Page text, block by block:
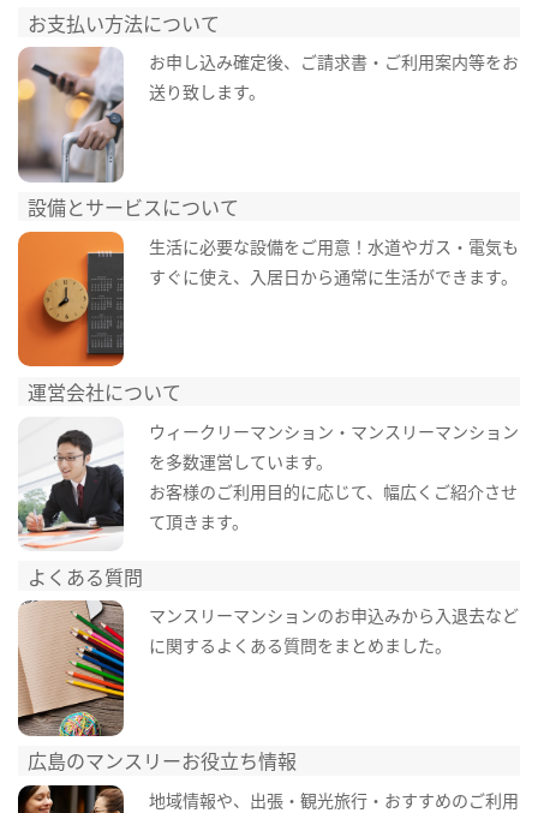
お支払い方法について
お申し込み確定後、ご請求書・ご利用案内等をお
送り致します。
設備とサービスについて
生活に必要な設備をご用意！水道やガス・電気も
すぐに使え、入居日から通常に生活ができます。
運営会社について
ウィークリーマンション・マンスリーマンション
を多数運営しています。
お客様のご利用目的に応じて、幅広くご紹介させ
て頂きます。
よくある質問
マンスリーマンションのお申込みから入退去など
に関するよくある質問をまとめました。
広島のマンスリーお役立ち情報
地域情報や、出張・観光旅行・おすすめのご利用